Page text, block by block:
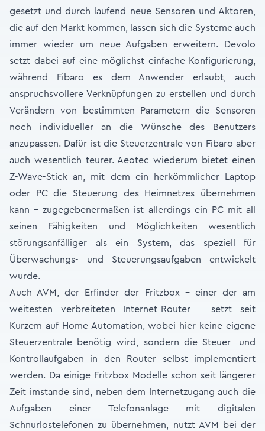
gesetzt und durch laufend neue Sensoren und Aktoren,
die auf den Markt kommen, lassen sich die Systeme auch
immer wieder um neue Aufgaben erweitern. Devolo
setzt dabei auf eine möglichst einfache Konfigurierung,
während Fibaro es dem Anwender erlaubt, auch
anspruchsvollere Verknüpfungen zu erstellen und durch
Verändern von bestimmten Parametern die Sensoren
noch individueller an die Wünsche des Benutzers
anzupassen. Dafür ist die Steuerzentrale von Fibaro aber
auch wesentlich teurer. Aeotec wiederum bietet einen
Z-Wave-Stick an, mit dem ein herkömmlicher Laptop
oder PC die Steuerung des Heimnetzes übernehmen
kann – zugegebenermaßen ist allerdings ein PC mit all
seinen Fähigkeiten und Möglichkeiten wesentlich
störungsanfälliger als ein System, das speziell für
Überwachungs- und Steuerungsaufgaben entwickelt
wurde.
Auch AVM, der Erfinder der Fritzbox – einer der am
weitesten verbreiteten Internet-Router – setzt seit
Kurzem auf Home Automation, wobei hier keine eigene
Steuerzentrale benötig wird, sondern die Steuer- und
Kontrollaufgaben in den Router selbst implementiert
werden. Da einige Fritzbox-Modelle schon seit längerer
Zeit imstande sind, neben dem Internetzugang auch die
Aufgaben einer Telefonanlage mit digitalen
Schnurlostelefonen zu übernehmen, nutzt AVM bei der